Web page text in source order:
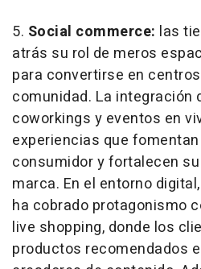
5. Social commerce: las
atrás su rol de meros
para convertirse en
comunidad. La integración
coworkings y eventos en
experiencias que
consumidor y fortalecen
marca. En el entorno
ha cobrado protagonismo
live shopping, donde los
productos recomendados